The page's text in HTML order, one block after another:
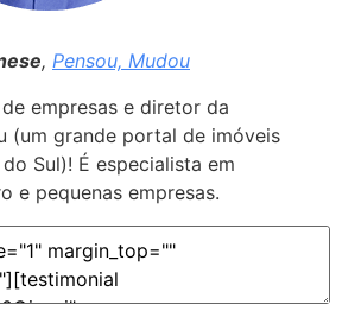
, Pensou, Mudou
empresas e diretor da
(um grande portal de imóveis
Sul)! É especialista em
e pequenas empresas.